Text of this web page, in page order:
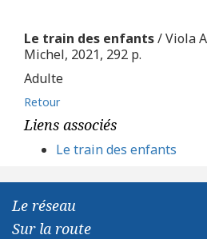
Le train des enfants/ Viola
Michel, 2021, 292 p.
Adulte
Retour
Liens associés
Le train des enfants
Le réseau
Sur la route